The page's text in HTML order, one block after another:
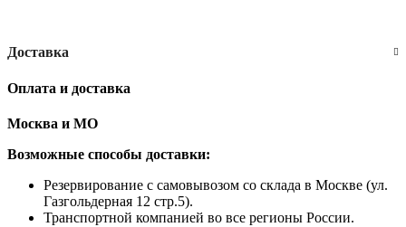
Доставка
Оплата и доставка
Москва и МО
Возможные способы доставки:
​Резервирование с самовывозом со склада в Москве (ул.
Газгольдерная 12 стр.5).
Транспортной компанией во все регионы России.